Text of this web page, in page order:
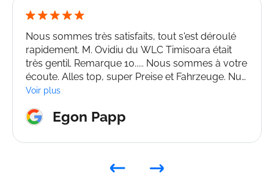
Nous sommes très satisfaits, tout s'est déroulé
rapidement. M. Ovidiu du WLC Timisoara était
très gentil. Remarque 10..... Nous sommes à votre
écoute. Alles top, super Preise et Fahrzeuge. Nur
weiter zu empfehlen. Immerger plus loin.
Voir plus
Egon Papp